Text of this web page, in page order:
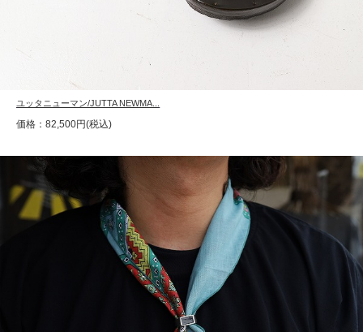
ユッタニューマン/JUTTA NEWMA...
価格：82,500円(税込)